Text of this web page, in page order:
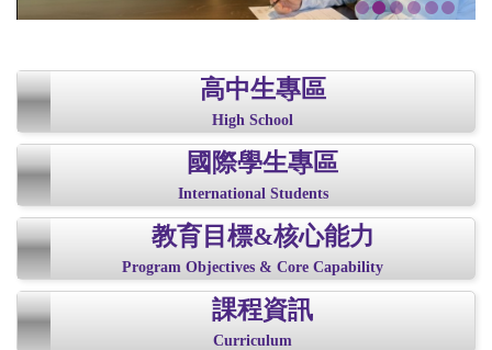
高中生專區
High School
國際學生專區
International Students
教育目標&核心能力
Program Objectives & Core Capability
課程資訊
Curriculum